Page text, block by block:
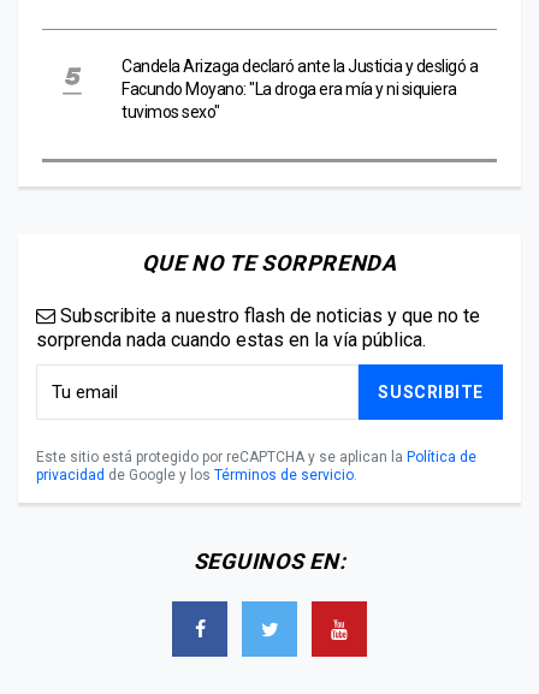
Candela Arizaga declaró ante la Justicia y desligó a
Facundo Moyano: "La droga era mía y ni siquiera
tuvimos sexo"
QUE NO TE SORPRENDA
Subscribite a nuestro flash de noticias y que no te
sorprenda nada cuando estas en la vía pública.
SUSCRIBITE
Este sitio está protegido por reCAPTCHA y se aplican la Política de
privacidad de Google y los Términos de servicio.
SEGUINOS EN: